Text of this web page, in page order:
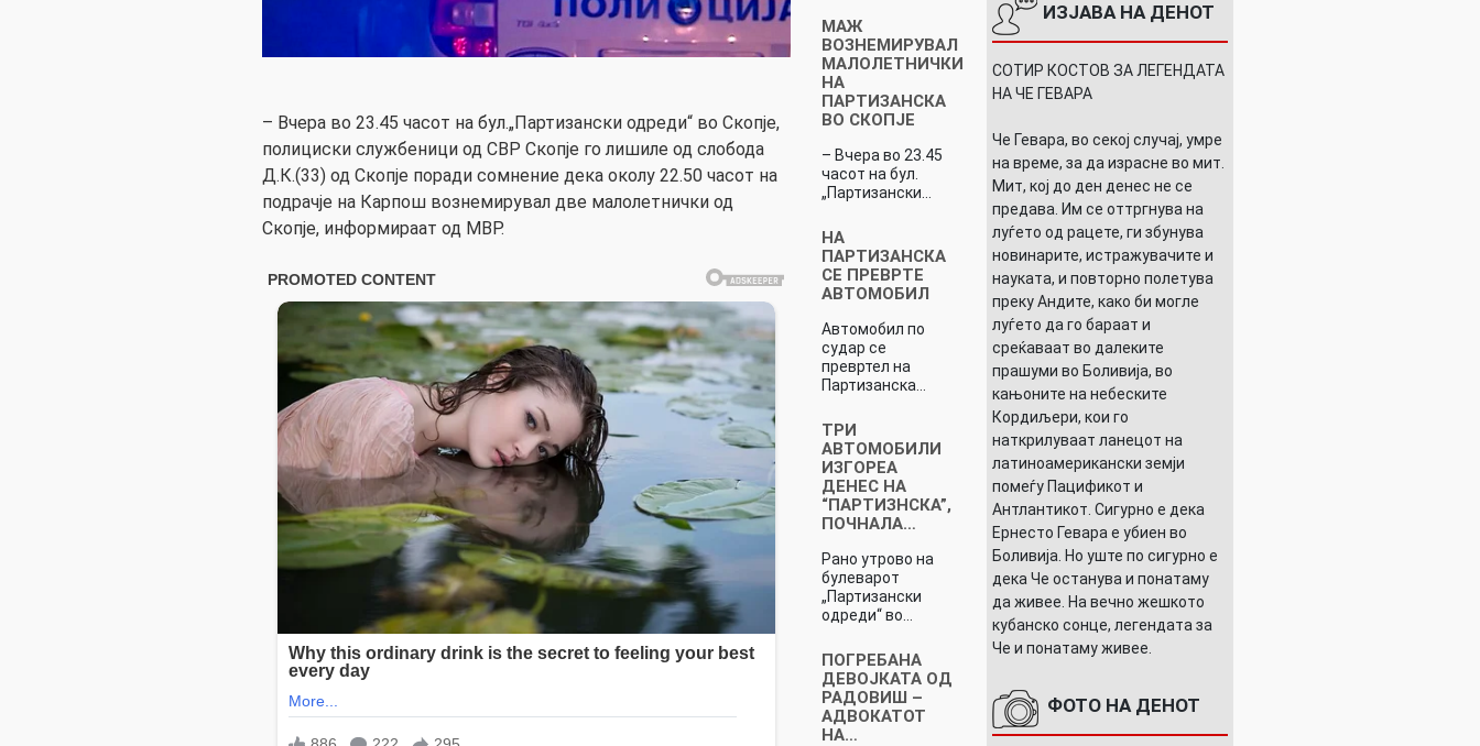
– Вчера во 23.45 часот на бул.„Партизански одреди“ во Скопје,
полициски службеници од СВР Скопје го лишиле од слобода
Д.К.(33) од Скопје поради сомнение дека околу 22.50 часот на
подрачје на Карпош вознемирувал две малолетнички од
Скопје, информираат од МВР.
МАЖ
ВОЗНЕМИРУВАЛ
МАЛОЛЕТНИЧКИ
НА
ПАРТИЗАНСКА
ВО СКОПЈЕ
– Вчера во 23.45
часот на бул.
„Партизански…
НА
ПАРТИЗАНСКА
СЕ ПРЕВРТЕ
АВТОМОБИЛ
Автомобил по
судар се
превртел на
Партизанска…
ТРИ
АВТОМОБИЛИ
ИЗГОРЕА
ДЕНЕС НА
“ПАРТИЗНСКА”,
ПОЧНАЛА…
Рано утрово на
булеварот
„Партизански
одреди“ во…
ПОГРЕБАНА
ДЕВОЈКАТА ОД
РАДОВИШ –
АДВОКАТОТ
НА…
ИЗЈАВА НА ДЕНОТ
СОТИР КОСТОВ ЗА ЛЕГЕНДАТА
НА ЧЕ ГЕВАРА
Че Гевара, во секој случај, умре
на време, за да израсне во мит.
Мит, кој до ден денес не се
предава. Им се оттргнува на
луѓето од рацете, ги збунува
новинарите, истражувачите и
науката, и повторно полетува
преку Андите, како би могле
луѓето да го бараат и
среќаваат во далеките
прашуми во Боливија, во
кањоните на небеските
Кордиљери, кои го
наткрилуваат ланецот на
латиноамерикански земји
помеѓу Пацификот и
Антлантикот. Сигурно е дека
Ернесто Гевара е убиен во
Боливија. Но уште по сигурно е
дека Че останува и понатаму
да живее. На вечно жешкото
кубанско сонце, легендата за
Че и понатаму живее.
ФОТО НА ДЕНОТ